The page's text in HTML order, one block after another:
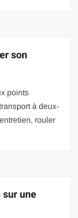
son
points
à deux-
rouler
une